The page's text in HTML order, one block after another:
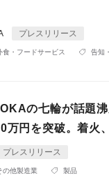
プレスリリース
食・フードサービス 告知
の七輪が話題
万円を突破。着火
プレスリリース
の他製造業 製品